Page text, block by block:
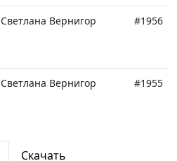
Светлана Вернигор #1956
Светлана Вернигор #1955
Светлана Вернигор
Скачать